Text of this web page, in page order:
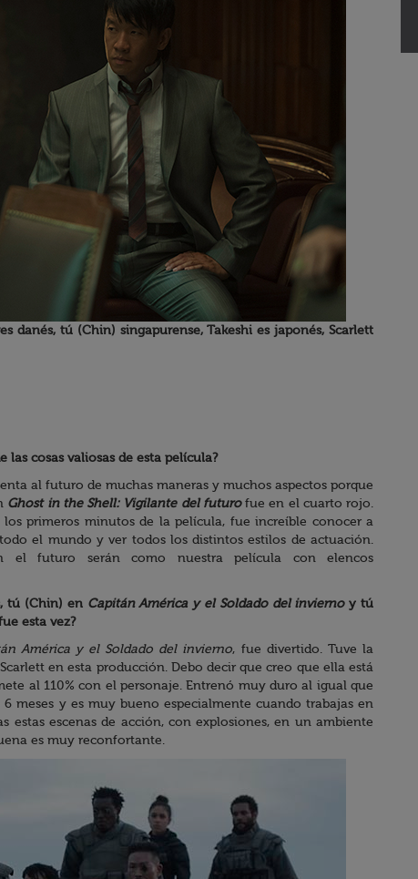
danés, tú (Chin) singapurense, Takeshi es japonés, Scarlett
cosas valiosas de esta película?
al futuro de muchas maneras y muchos aspectos porque
Ghost in the Shell: Vigilante del futurofue en el cuarto rojo.
los primeros minutos de la película, fue increíble conocer a
el mundo y ver todos los distintos estilos de actuación.
el futuro serán como nuestra película con elencos
tú (Chin) en Capitán América y el Soldado del inviernoy tú
esta vez?
América y el Soldado del invierno, fue divertido. Tuve la
en esta producción. Debo decir que creo que ella está
al 110% con el personaje. Entrenó muy duro al igual que
meses y es muy bueno especialmente cuando trabajas en
estas escenas de acción, con explosiones, en un ambiente
es muy reconfortante.